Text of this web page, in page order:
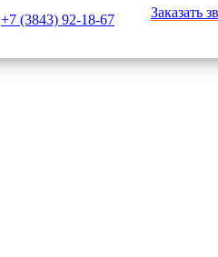
+7 (3843) 92-18-67 Заказать